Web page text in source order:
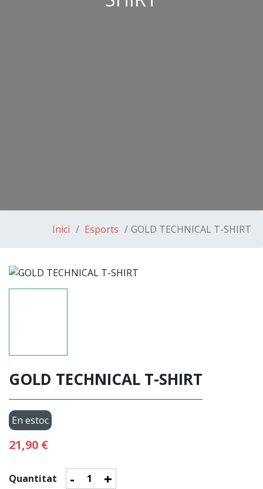
Inici Esports GOLD TECHNICAL T-SHIRT
GOLD TECHNICAL T-SHIRT
En estoc
21,90 €
Quantitat - +